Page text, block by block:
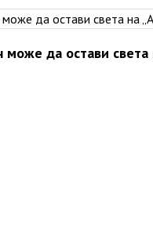
да остави света